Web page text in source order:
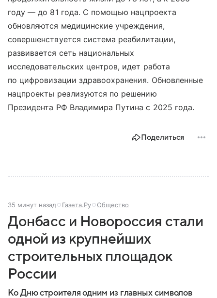
году — до 81 года. С помощью нацпроекта
обновляются медицинские учреждения,
совершенствуется система реабилитации,
развивается сеть национальных
исследовательских центров, идет работа
по цифровизации здравоохранения. Обновленные
нацпроекты реализуются по решению
Президента РФ Владимира Путина с 2025 года.
Поделиться
35 минут назад Газета.Ру Общество
Донбасс и Новороссия стали
одной из крупнейших
строительных площадок
России
Ко Дню строителя одним из главных символов